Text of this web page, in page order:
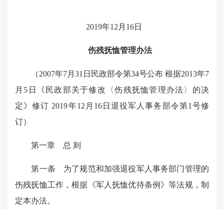
2019年12月16日
伤残抚恤管理办法
（2007年7月31日民政部令第34号公布 根据2013年7
月5日《民政部关于修改〈伤残抚恤管理办法〉的决
定》修订 2019年12月16日退役军人事务部令第1号修
订）
第一章 总 则
第一条 为了规范和加强退役军人事务部门管理的
伤残抚恤工作，根据《军人抚恤优待条例》等法规，制
定本办法。